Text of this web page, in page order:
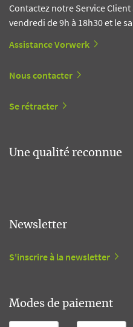
Contactez notre Service Client
vendredi de 9h à 18h30 et le
Assistance Vorwerk
Nous contacter
Se rétracter
Une qualité reconnue
Newsletter
S'inscrire à la newsletter
Modes de paiement